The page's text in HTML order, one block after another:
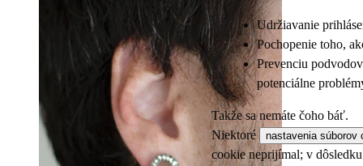
Udržiavanie
Pochopenie toho,
Prevenciu
potenciálne
Takže sa nemáte čoho báť.
Niektoré nastavenia súborov
cookie neprijímal; v